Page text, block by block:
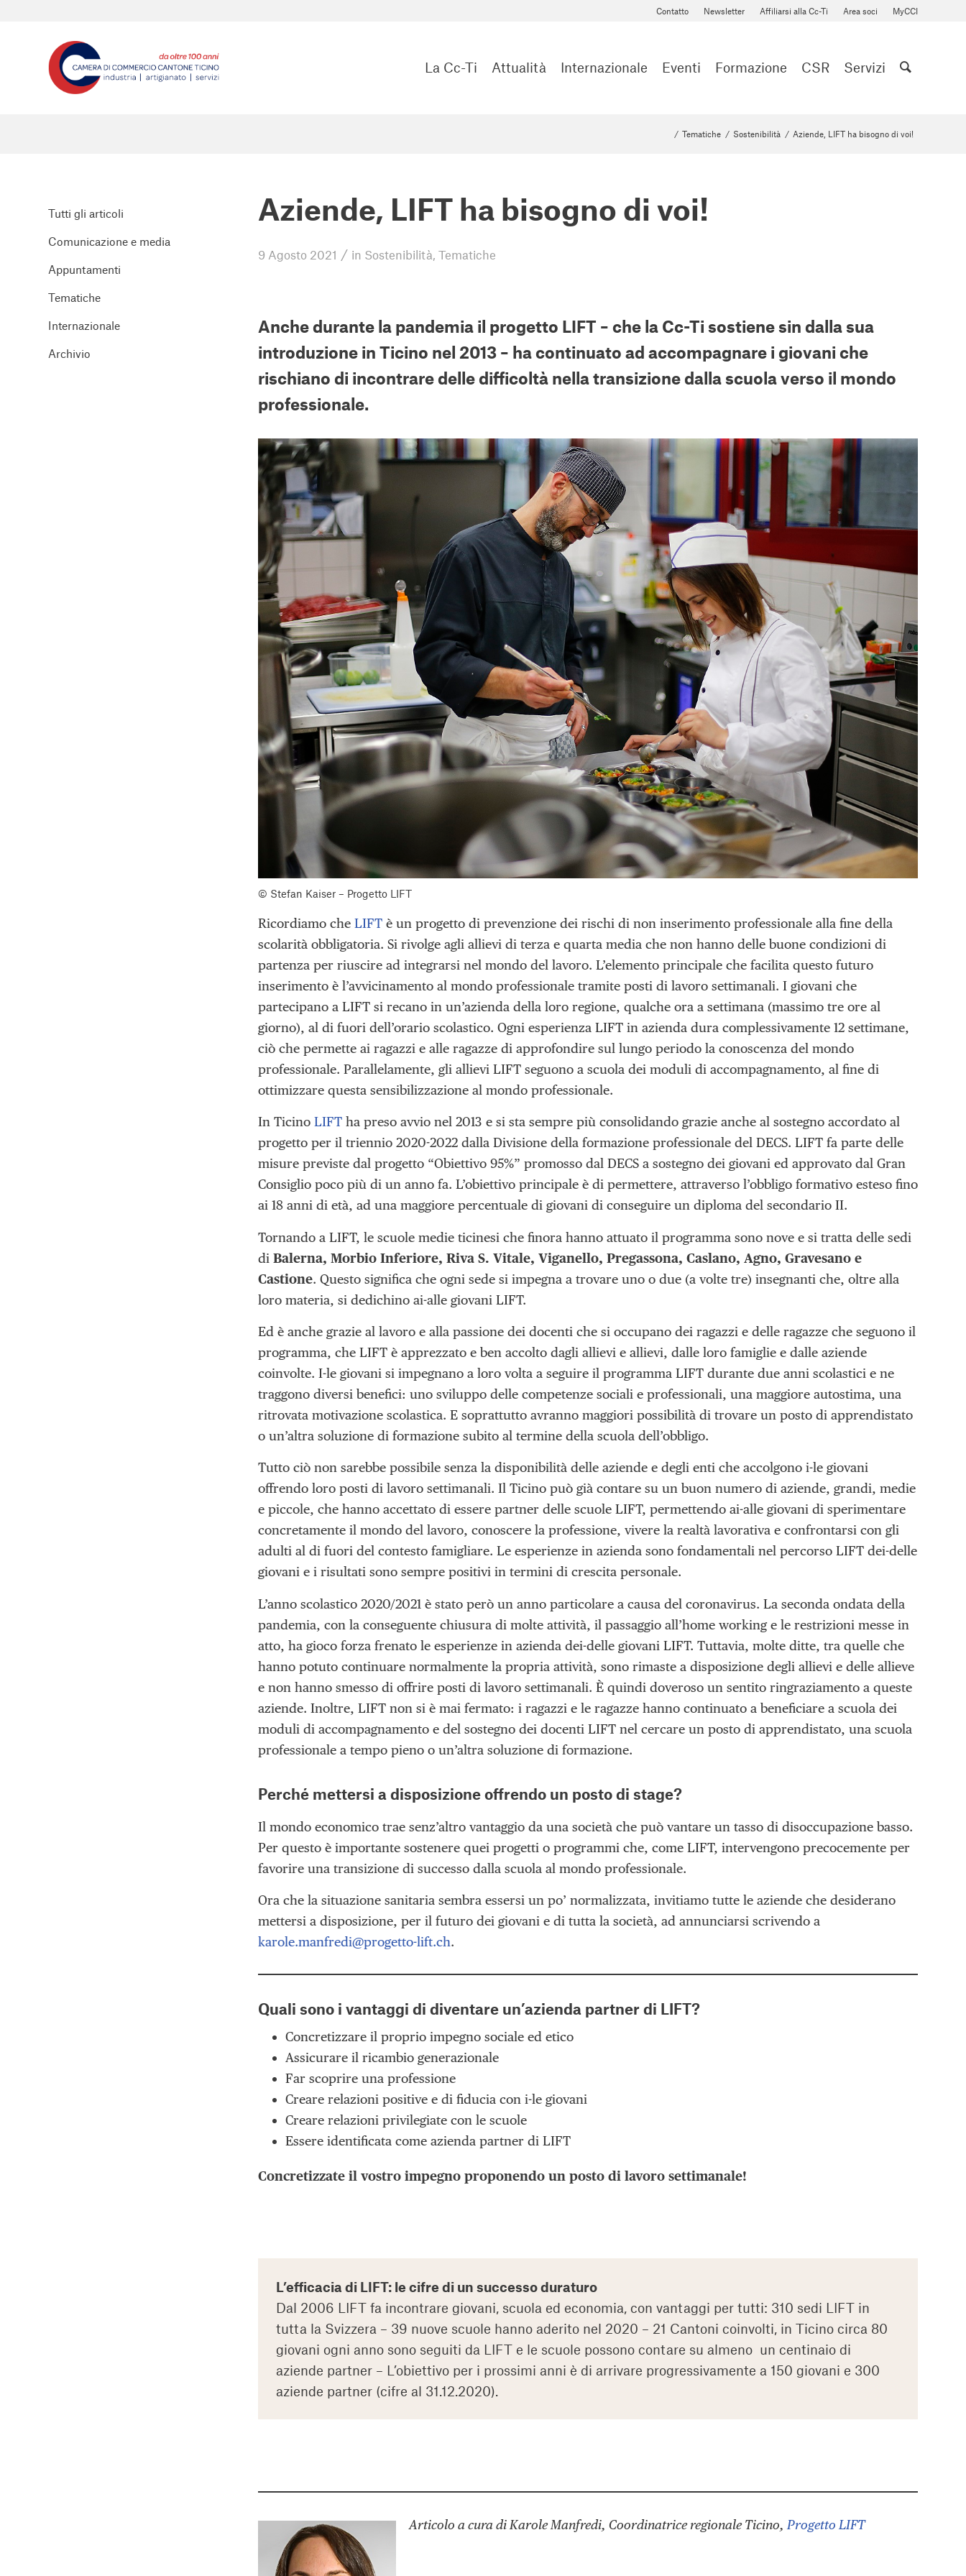
Contatto Newsletter Affiliarsi alla Cc-Ti Area soci MyCCI
La Cc-Ti Attualità Internazionale Eventi Formazione CSR Servizi
/ Tematiche / Sostenibilità / Aziende, LIFT ha bisogno di voi!
Aziende, LIFT ha bisogno di voi!
9 Agosto 2021 / in Sostenibilità, Tematiche
Anche durante la pandemia il progetto LIFT – che la Cc-Ti sostiene sin dalla sua
introduzione in Ticino nel 2013 – ha continuato ad accompagnare i giovani che
rischiano di incontrare delle difficoltà nella transizione dalla scuola verso il mondo
professionale.
© Stefan Kaiser – Progetto LIFT
Ricordiamo che LIFT è un progetto di prevenzione dei rischi di non inserimento professionale alla fine della
scolarità obbligatoria. Si rivolge agli allievi di terza e quarta media che non hanno delle buone condizioni di
partenza per riuscire ad integrarsi nel mondo del lavoro. L’elemento principale che facilita questo futuro
inserimento è l’avvicinamento al mondo professionale tramite posti di lavoro settimanali. I giovani che
partecipano a LIFT si recano in un’azienda della loro regione, qualche ora a settimana (massimo tre ore al
giorno), al di fuori dell’orario scolastico. Ogni esperienza LIFT in azienda dura complessivamente 12 settimane,
ciò che permette ai ragazzi e alle ragazze di approfondire sul lungo periodo la conoscenza del mondo
professionale. Parallelamente, gli allievi LIFT seguono a scuola dei moduli di accompagnamento, al fine di
ottimizzare questa sensibilizzazione al mondo professionale.
In Ticino LIFT ha preso avvio nel 2013 e si sta sempre più consolidando grazie anche al sostegno accordato al
progetto per il triennio 2020-2022 dalla Divisione della formazione professionale del DECS. LIFT fa parte delle
misure previste dal progetto “Obiettivo 95%” promosso dal DECS a sostegno dei giovani ed approvato dal Gran
Consiglio poco più di un anno fa. L’obiettivo principale è di permettere, attraverso l’obbligo formativo esteso fino
ai 18 anni di età, ad una maggiore percentuale di giovani di conseguire un diploma del secondario II.
Tornando a LIFT, le scuole medie ticinesi che finora hanno attuato il programma sono nove e si tratta delle sedi
di Balerna, Morbio Inferiore, Riva S. Vitale, Viganello, Pregassona, Caslano, Agno, Gravesano e
Castione. Questo significa che ogni sede si impegna a trovare uno o due (a volte tre) insegnanti che, oltre alla
loro materia, si dedichino ai-alle giovani LIFT.
Ed è anche grazie al lavoro e alla passione dei docenti che si occupano dei ragazzi e delle ragazze che seguono il
programma, che LIFT è apprezzato e ben accolto dagli allievi e allievi, dalle loro famiglie e dalle aziende
coinvolte. I-le giovani si impegnano a loro volta a seguire il programma LIFT durante due anni scolastici e ne
traggono diversi benefici: uno sviluppo delle competenze sociali e professionali, una maggiore autostima, una
ritrovata motivazione scolastica. E soprattutto avranno maggiori possibilità di trovare un posto di apprendistato
o un’altra soluzione di formazione subito al termine della scuola dell’obbligo.
Tutto ciò non sarebbe possibile senza la disponibilità delle aziende e degli enti che accolgono i-le giovani
offrendo loro posti di lavoro settimanali. Il Ticino può già contare su un buon numero di aziende, grandi, medie
e piccole, che hanno accettato di essere partner delle scuole LIFT, permettendo ai-alle giovani di sperimentare
concretamente il mondo del lavoro, conoscere la professione, vivere la realtà lavorativa e confrontarsi con gli
adulti al di fuori del contesto famigliare. Le esperienze in azienda sono fondamentali nel percorso LIFT dei-delle
giovani e i risultati sono sempre positivi in termini di crescita personale.
L’anno scolastico 2020/2021 è stato però un anno particolare a causa del coronavirus. La seconda ondata della
pandemia, con la conseguente chiusura di molte attività, il passaggio all’home working e le restrizioni messe in
atto, ha gioco forza frenato le esperienze in azienda dei-delle giovani LIFT. Tuttavia, molte ditte, tra quelle che
hanno potuto continuare normalmente la propria attività, sono rimaste a disposizione degli allievi e delle allieve
e non hanno smesso di offrire posti di lavoro settimanali. È quindi doveroso un sentito ringraziamento a queste
aziende. Inoltre, LIFT non si è mai fermato: i ragazzi e le ragazze hanno continuato a beneficiare a scuola dei
moduli di accompagnamento e del sostegno dei docenti LIFT nel cercare un posto di apprendistato, una scuola
professionale a tempo pieno o un’altra soluzione di formazione.
Perché mettersi a disposizione offrendo un posto di stage?
Il mondo economico trae senz’altro vantaggio da una società che può vantare un tasso di disoccupazione basso.
Per questo è importante sostenere quei progetti o programmi che, come LIFT, intervengono precocemente per
favorire una transizione di successo dalla scuola al mondo professionale.
Ora che la situazione sanitaria sembra essersi un po’ normalizzata, invitiamo tutte le aziende che desiderano
mettersi a disposizione, per il futuro dei giovani e di tutta la società, ad annunciarsi scrivendo a
karole.manfredi@progetto-lift.ch.
Quali sono i vantaggi di diventare un’azienda partner di LIFT?
Concretizzare il proprio impegno sociale ed etico
Assicurare il ricambio generazionale
Far scoprire una professione
Creare relazioni positive e di fiducia con i-le giovani
Creare relazioni privilegiate con le scuole
Essere identificata come azienda partner di LIFT
Concretizzate il vostro impegno proponendo un posto di lavoro settimanale!
L’efficacia di LIFT: le cifre di un successo duraturo
Dal 2006 LIFT fa incontrare giovani, scuola ed economia, con vantaggi per tutti: 310 sedi LIFT in
tutta la Svizzera – 39 nuove scuole hanno aderito nel 2020 – 21 Cantoni coinvolti, in Ticino circa 80
giovani ogni anno sono seguiti da LIFT e le scuole possono contare su almeno un centinaio di
aziende partner – L’obiettivo per i prossimi anni è di arrivare progressivamente a 150 giovani e 300
aziende partner (cifre al 31.12.2020).
Articolo a cura di Karole Manfredi, Coordinatrice regionale Ticino, Progetto LIFT
Tutti gli articoli
Comunicazione e media
Appuntamenti
Tematiche
Internazionale
Archivio